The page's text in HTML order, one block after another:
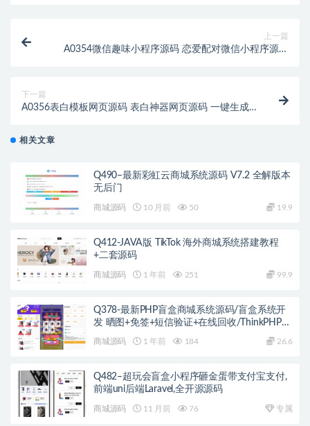
上一篇
A0354微信趣味小程序源码 恋爱配对微信小程序源码
下一篇
A0356表白模板网页源码 表白神器网页源码 一键生成
相关文章
Q490–最新彩虹云商城系统源码 V7.2 全解版本
无后门
商城源码 10 月前 50 19.9
Q412-JAVA版 TikTok 海外商城系统搭建教程
+二套源码
商城源码 1 年前 251 99.9
Q378-最新PHP盲盒商城系统源码/盲盒系统开
发 晒图+免签+短信验证+在线回收/ThinkPHP框
商城源码 1 年前 184 26.6
Q482–超玩会盲盒小程序砸金蛋带支付宝支付,
前端uni后端Laravel,全开源源码
商城源码 11 月前 76 专属